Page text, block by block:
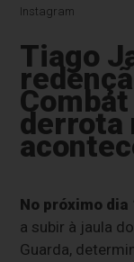
Instagram
Tiago
derrota
No próximo dia
a subir à jaula do
Guarda,